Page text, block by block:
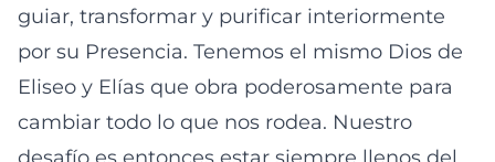
guiar, transformar y purificar interiormente
por su Presencia. Tenemos el mismo Dios de
Eliseo y Elías que obra poderosamente para
cambiar todo lo que nos rodea. Nuestro